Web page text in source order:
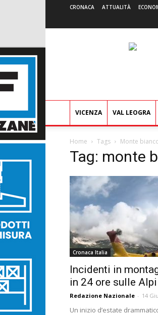
CRONACA ATTUALITÀ
VICENZA VAL LEOGRA
Home Tags Monte
Tag: monte
Cronaca Italia
Incidenti in
in 24 ore sulle Alpi
Redazione Nazionale - 14
Un inizio d’estate